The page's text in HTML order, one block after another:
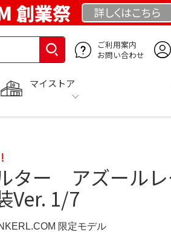
創業祭 詳しくはこちら
ご利用案内
お問い合わせ
マイストア
ター アズールレ
Ver. 1/7
限定モデル